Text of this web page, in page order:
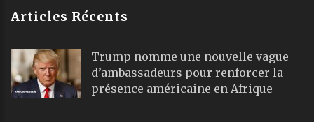
Articles Récents
Trump nomme une nouvelle vague
d’ambassadeurs pour renforcer la
présence américaine en Afrique